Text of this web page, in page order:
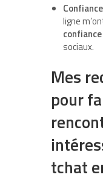
ligne
sociaux.
Mes
pour
tchat